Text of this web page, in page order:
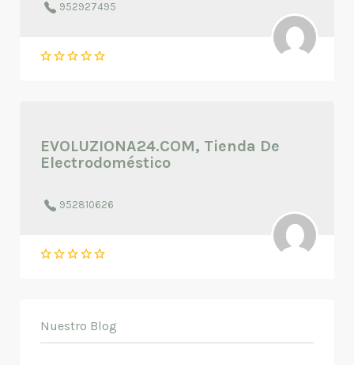
952927495
EVOLUZIONA24.COM, Tienda De
Electrodoméstico
952810626
Nuestro Blog